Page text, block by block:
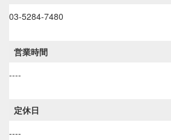
03-5284-7480
営業時間
----
定休日
----